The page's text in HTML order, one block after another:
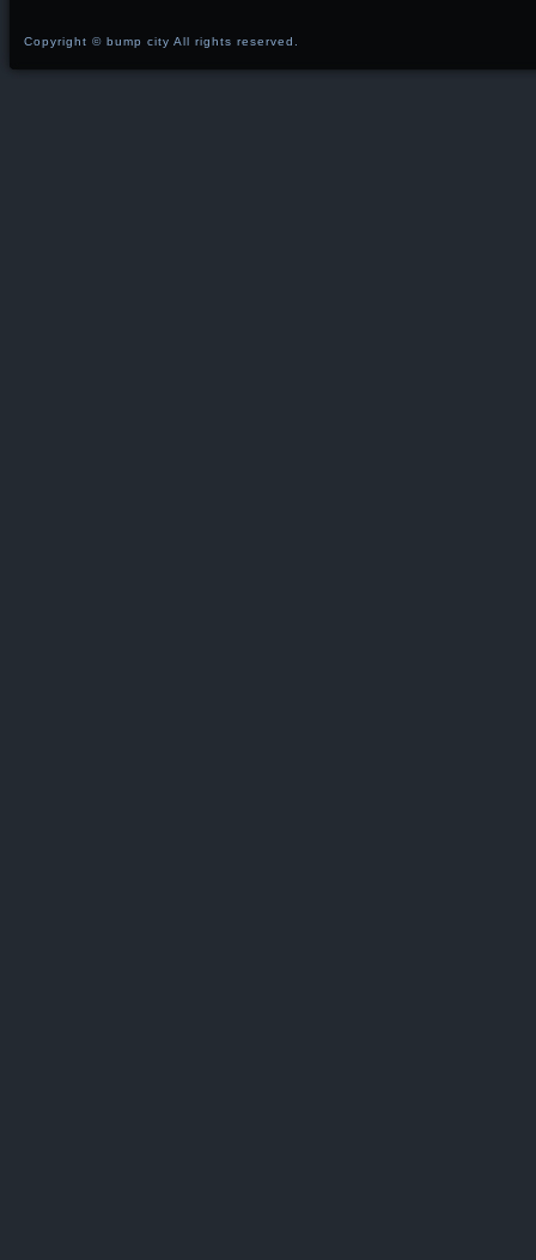
Copyright © bump city All rights reserved.